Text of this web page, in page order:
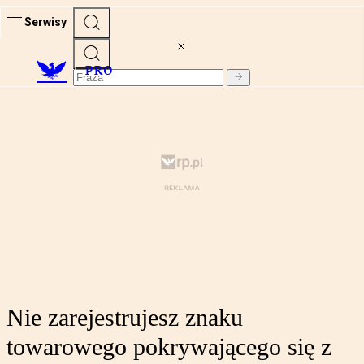
Serwisy
PRO
Nie zarejestrujesz znaku
towarowego pokrywającego się z